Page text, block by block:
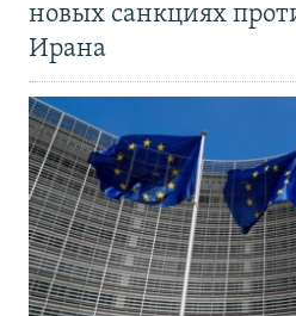
новых санкциях
Ирана